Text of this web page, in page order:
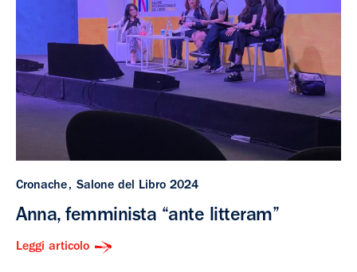
Cronache Salone del Libro 2024
Anna, femminista “ante litteram”
Leggi articolo